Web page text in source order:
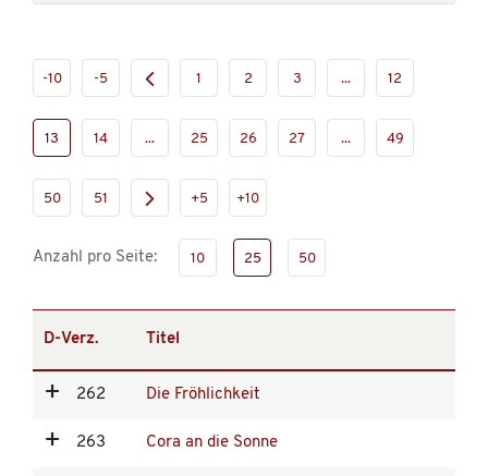
-10 -5 1 2 3 ... 12
13 14 ... 25 26 27 ... 49
50 51 +5 +10
Anzahl pro Seite: 10 25 50
D-Verz. Titel
262 Die Fröhlichkeit
263 Cora an die Sonne